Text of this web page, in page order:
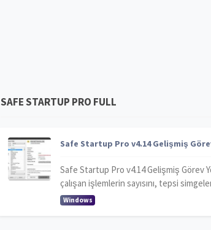
SAFE STARTUP PRO FULL
Safe Startup Pro v4.14 Gelişmiş
Safe Startup Pro v4.14 Gelişmiş Görev
çalışan işlemlerin sayısını, tepsi
Windows